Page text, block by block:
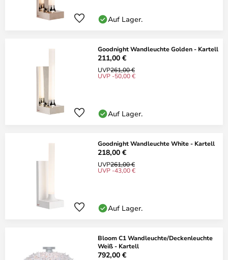
Auf Lager.
Goodnight Wandleuchte Golden - Kartell
211,00 €
UVP261,00 €
UVP -50,00 €
Auf Lager.
Goodnight Wandleuchte White - Kartell
218,00 €
UVP261,00 €
UVP -43,00 €
Auf Lager.
Bloom C1 Wandleuchte/Deckenleuchte
Weiß - Kartell
792,00 €